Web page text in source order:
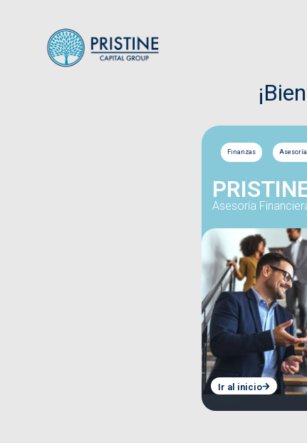
Finanzas
Asesoría
Ir al inicio